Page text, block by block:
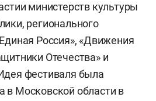
министерств культуры
регионального
Россия», «Движения
Отечества» и
фестиваля была
в Московской области в